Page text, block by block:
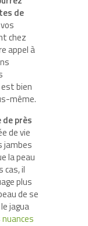
de
chez
appel à
bien
même.
de près
de vie
jambes
la peau
cas, il
plus
de se
jagua